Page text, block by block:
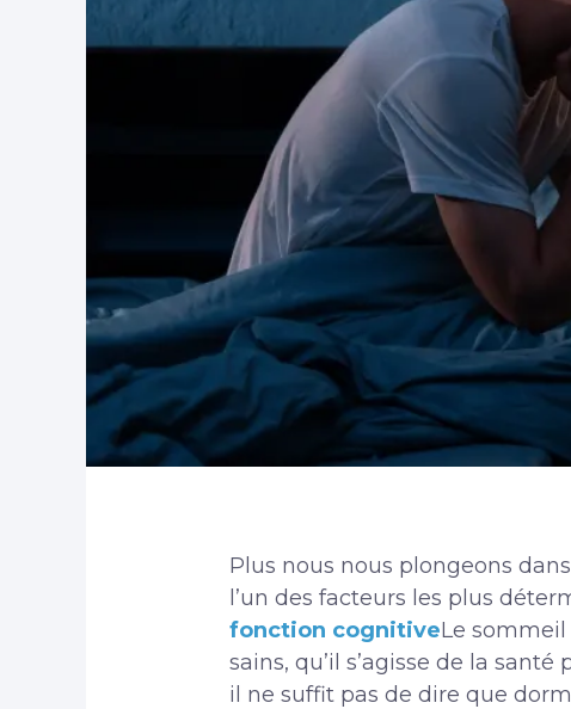
Plus nous nous plongeons
l’un des facteurs les plus
fonction cognitiveLe sommeil
sains, qu’il s’agisse de la
il ne suffit pas de dire que